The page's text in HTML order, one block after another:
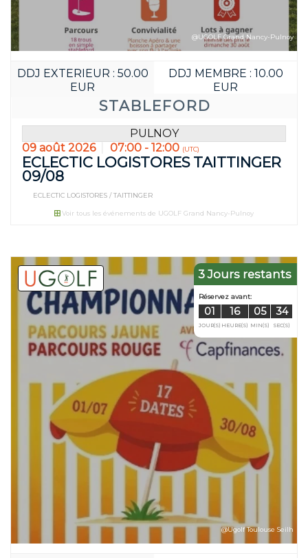
Réservez
STABLEFORD
DDJ EXTERIEUR : 50.00
EUR
DDJ MEMBRE : 10.00
EUR
@UGOLF Grand Nancy-Pulnoy
PULNOY
09 août 2026
07:00 - 12:00 (UTC)
ECLECTIC LOGISTORES TAITTINGER
09/08
ECLECTIC LOGISTORES / TAITTINGER
Voir tous les événements de UGOLF Grand Nancy-Pulnoy
3 Jours restants
@Ugolf Toulouse Seilh